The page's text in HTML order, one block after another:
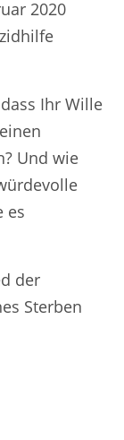
2020
Ihr Wille
Und wie
es
der
Sterben